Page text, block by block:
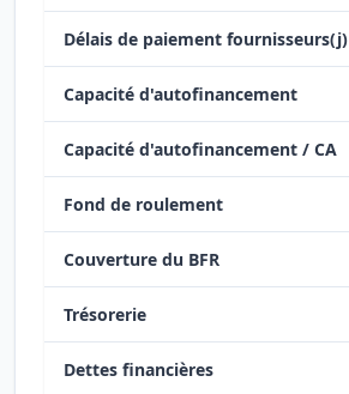
Délais de paiement fournisseurs(j)
Capacité d'autofinancement
Capacité d'autofinancement / CA
Fond de roulement
Couverture du BFR
Trésorerie
Dettes financières